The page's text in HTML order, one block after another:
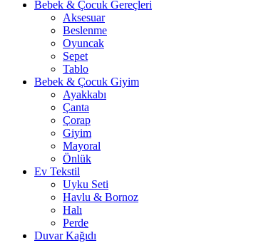
Bebek & Çocuk Gereçleri
Aksesuar
Beslenme
Oyuncak
Sepet
Tablo
Bebek & Çocuk Giyim
Ayakkabı
Çanta
Çorap
Giyim
Mayoral
Önlük
Ev Tekstil
Uyku Seti
Havlu & Bornoz
Halı
Perde
Duvar Kağıdı